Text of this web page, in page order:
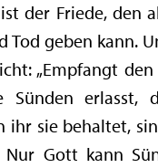
der Friede, den
Tod geben kann.
„Empfangt
Sünden erlasst,
ihr sie behaltet,
Nur Gott kann